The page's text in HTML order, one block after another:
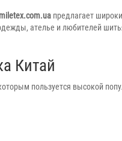
предлагает
ателье и любителей
Китай
пользуется высокой